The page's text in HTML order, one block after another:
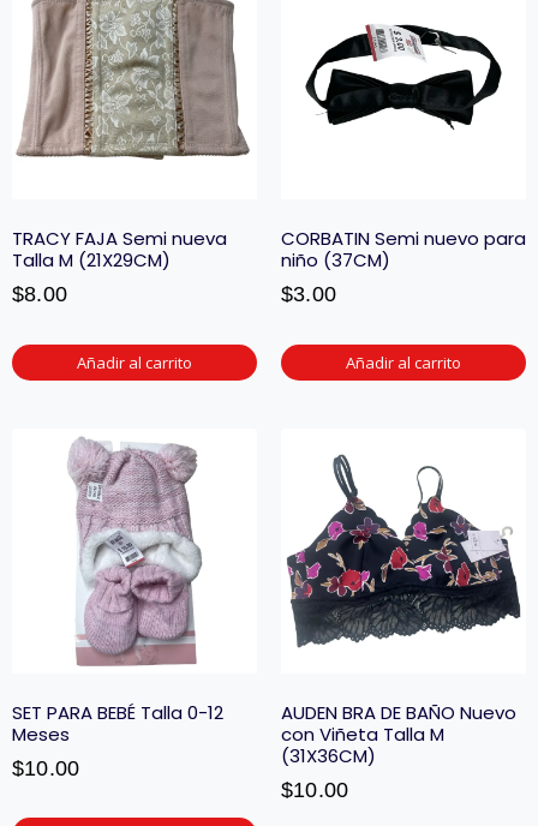
TRACY FAJA Semi nueva
Talla M (21X29CM)
$8.00
Añadir al carrito
CORBATIN Semi nuevo para
niño (37CM)
$3.00
Añadir al carrito
SET PARA BEBÉ Talla 0-12
Meses
$10.00
AUDEN BRA DE BAÑO Nuevo
con Viñeta Talla M
(31X36CM)
$10.00